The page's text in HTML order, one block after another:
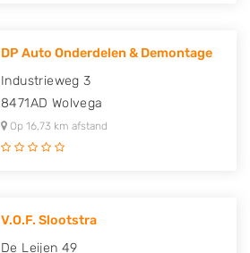
DP Auto Onderdelen & Demontage
Industrieweg 3
8471AD Wolvega
Op 16,73 km afstand
V.O.F. Slootstra
De Leijen 49